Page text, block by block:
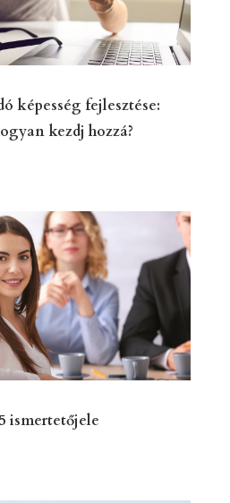
képesség fejlesztése:
kezdj hozzá?
ismertetőjele